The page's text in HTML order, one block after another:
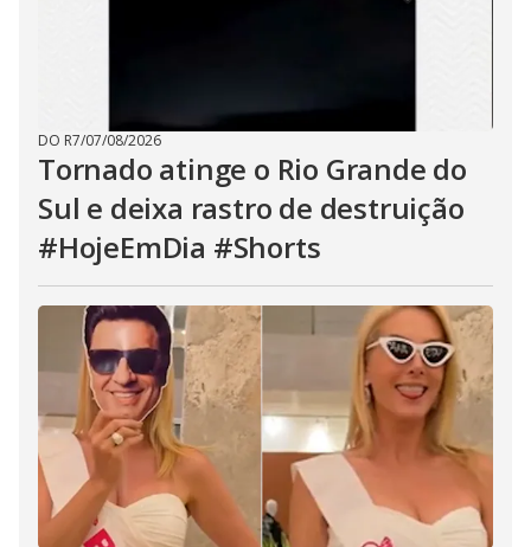
DO R7/07/08/2026
Tornado atinge o Rio Grande do
Sul e deixa rastro de destruição
#HojeEmDia #Shorts